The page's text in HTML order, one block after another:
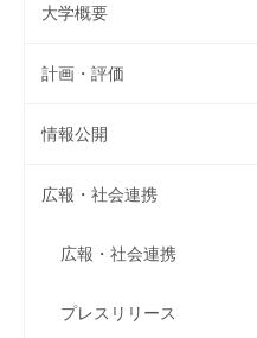
大学概要
計画・評価
情報公開
広報・社会連携
広報・社会連携
プレスリリース